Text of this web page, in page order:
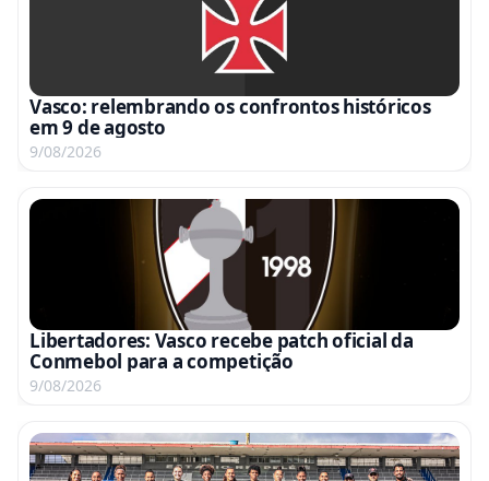
Vasco: relembrando os confrontos históricos
em 9 de agosto
9/08/2026
Libertadores: Vasco recebe patch oficial da
Conmebol para a competição
9/08/2026